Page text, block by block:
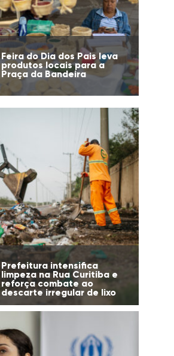
Feira do Dia dos Pais leva
produtos locais para a
Praça da Bandeira
Prefeitura intensifica
limpeza na Rua Curitiba e
reforça combate ao
descarte irregular de lixo